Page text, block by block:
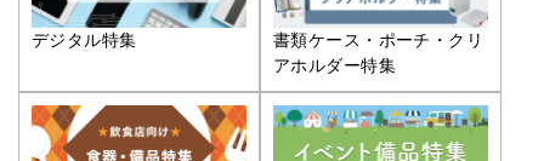
デジタル特集
書類ケース・ポーチ・クリ
アホルダー特集